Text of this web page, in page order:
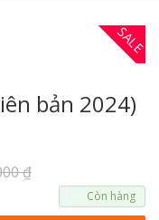
SALE
bản 2024)
₫
Còn hàng